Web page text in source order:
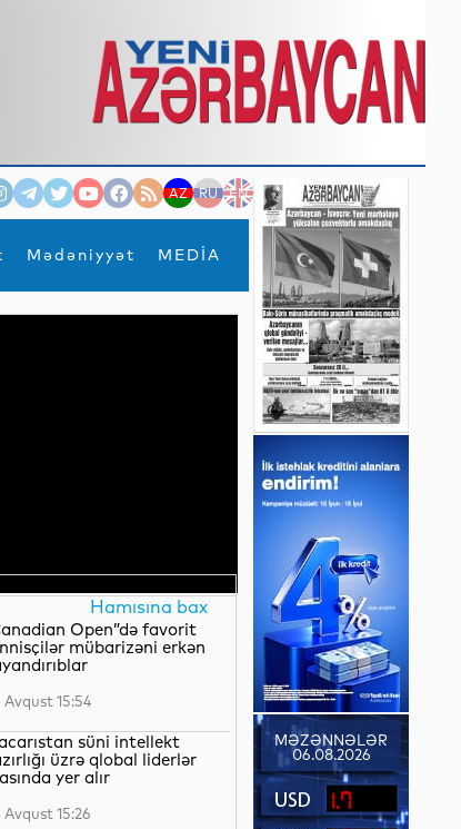
AZ RU EN
Mədəniyyət MEDİA
×
Hamısına bax
Open”də favorit
mübarizəni erkən
Avqust 15:54
süni intellekt
üzrə qlobal liderlər
yer alır
Avqust 15:26
MƏZƏNNƏLƏR
06.08.2026
1.7